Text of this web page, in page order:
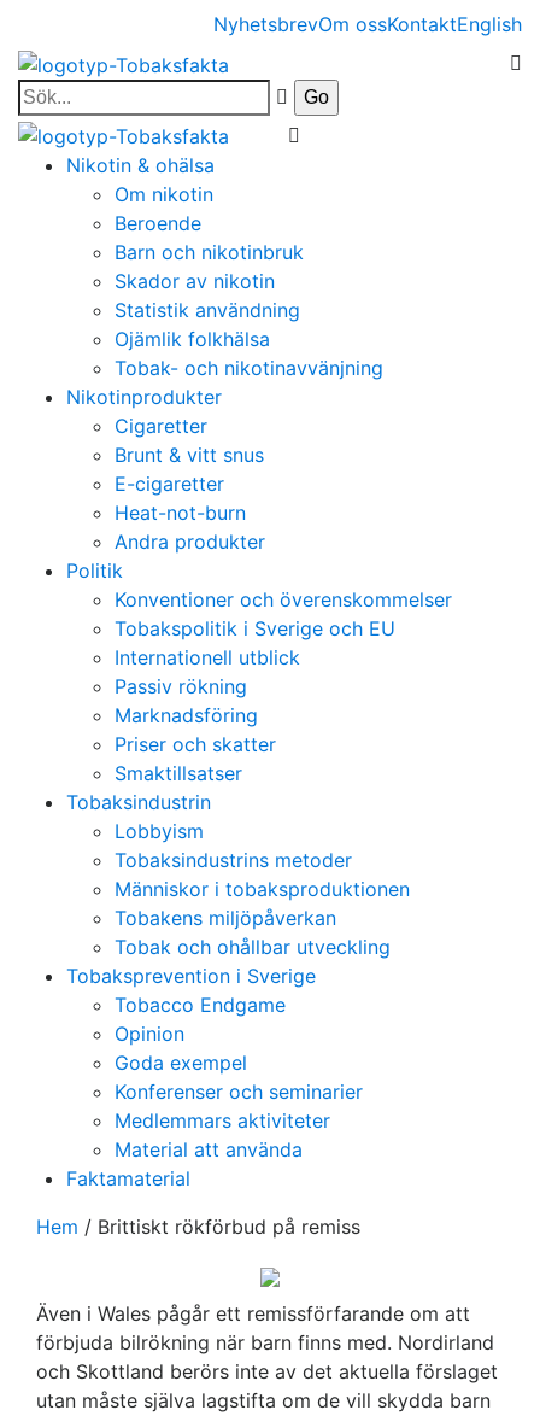
NyhetsbrevOm ossKontaktEnglish
Nikotin & ohälsa
Om nikotin
Beroende
Barn och nikotinbruk
Skador av nikotin
Statistik användning
Ojämlik folkhälsa
Tobak- och nikotinavvänjning
Nikotinprodukter
Cigaretter
Brunt & vitt snus
E-cigaretter
Heat-not-burn
Andra produkter
Politik
Konventioner och överenskommelser
Tobakspolitik i Sverige och EU
Internationell utblick
Passiv rökning
Marknadsföring
Priser och skatter
Smaktillsatser
Tobaksindustrin
Lobbyism
Tobaksindustrins metoder
Människor i tobaksproduktionen
Tobakens miljöpåverkan
Tobak och ohållbar utveckling
Tobaksprevention i Sverige
Tobacco Endgame
Opinion
Goda exempel
Konferenser och seminarier
Medlemmars aktiviteter
Material att använda
Faktamaterial
Hem / Brittiskt rökförbud på remiss
Även i Wales pågår ett remissförfarande om att
förbjuda bilrökning när barn finns med. Nordirland
och Skottland berörs inte av det aktuella förslaget
utan måste själva lagstifta om de vill skydda barn